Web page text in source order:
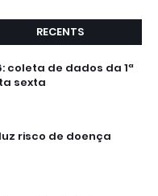
RECENTS
coleta de dados da 1ª
sexta
risco de doença